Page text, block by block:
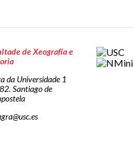
de Xeografía e
da Universidade 1
Santiago de